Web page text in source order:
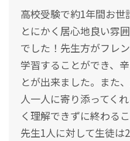
高校受験で約1年間お世
とにかく居心地良い雰
でした！先生方がフレ
学習することができ、
とが出来ました。また
人一人に寄り添ってく
く理解できずに終わる
先生1人に対して生徒は